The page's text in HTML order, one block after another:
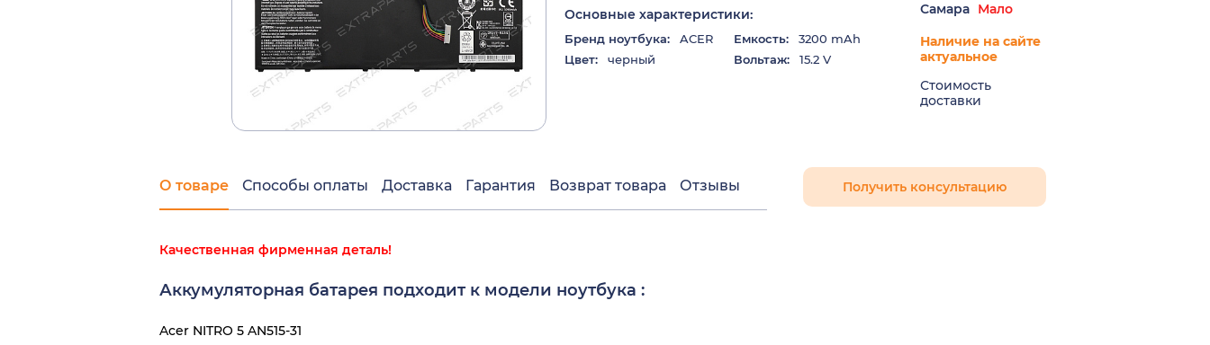
Основные характеристики:
Бренд ноутбука: ACER Емкость:
3200 mAh
Цвет:
черный Вольтаж: 15.2 V
Самара Мало
Наличие на сайте
актуальное
Стоимость
доставки
О товаре Способы оплаты Доставка Гарантия Возврат товара Отзывы
Качественная фирменная деталь!
Аккумуляторная батарея подходит к модели ноутбука :
Acer NITRO 5 AN515-31
Получить консультацию